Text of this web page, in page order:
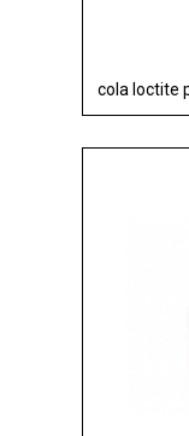
cola loctite